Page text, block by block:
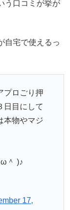
う口コミが挙が
自宅で使えるっ
プロごり押
日目にして
本物やマジ
＾ )♪
17,